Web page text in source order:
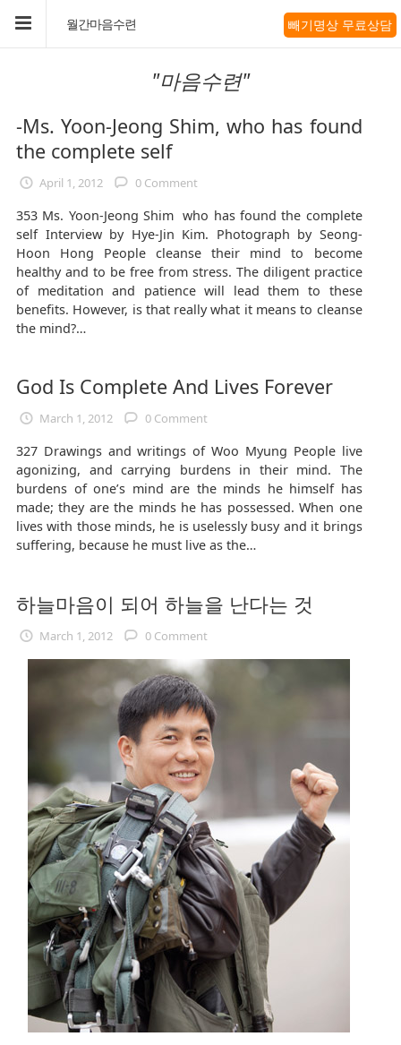
월간마음수련 빼기명상 무료상담
"마음수련"
-Ms. Yoon-Jeong Shim, who has found
the complete self
April 1, 2012 0 Comment
353 Ms. Yoon-Jeong Shim who has found the complete
self Interview by Hye-Jin Kim. Photograph by Seong-
Hoon Hong People cleanse their mind to become
healthy and to be free from stress. The diligent practice
of meditation and patience will lead them to these
benefits. However, is that really what it means to cleanse
the mind?…
God Is Complete And Lives Forever
March 1, 2012 0 Comment
327 Drawings and writings of Woo Myung People live
agonizing, and carrying burdens in their mind. The
burdens of one’s mind are the minds he himself has
made; they are the minds he has possessed. When one
lives with those minds, he is uselessly busy and it brings
suffering, because he must live as the…
하늘마음이 되어 하늘을 난다는 것
March 1, 2012 0 Comment